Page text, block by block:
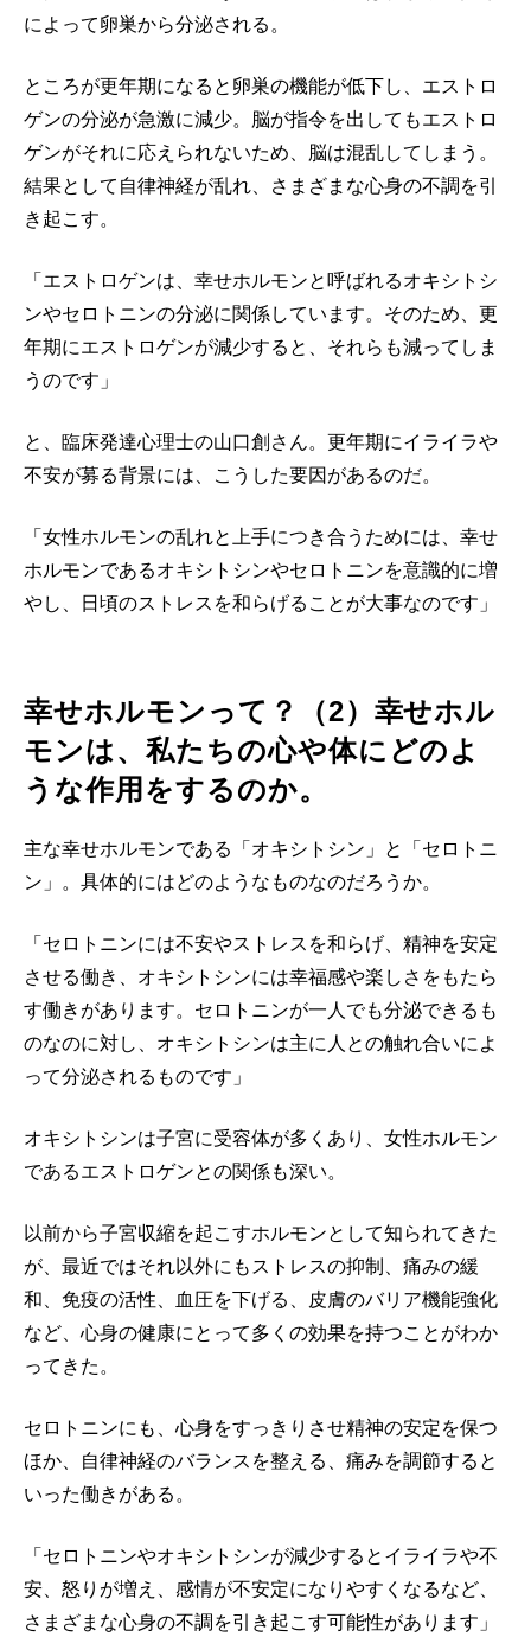
によって卵巣から分泌される。
ところが更年期になると卵巣の機能が低下し、エストロ
ゲンの分泌が急激に減少。脳が指令を出してもエストロ
ゲンがそれに応えられないため、脳は混乱してしまう。
結果として自律神経が乱れ、さまざまな心身の不調を引
き起こす。
「エストロゲンは、幸せホルモンと呼ばれるオキシトシ
ンやセロトニンの分泌に関係しています。そのため、更
年期にエストロゲンが減少すると、それらも減ってしま
うのです」
と、臨床発達心理士の山口創さん。更年期にイライラや
不安が募る背景には、こうした要因があるのだ。
「女性ホルモンの乱れと上手につき合うためには、幸せ
ホルモンであるオキシトシンやセロトニンを意識的に増
やし、日頃のストレスを和らげることが大事なのです」
幸せホルモンって？（2）幸せホル
モンは、私たちの心や体にどのよ
うな作用をするのか。
主な幸せホルモンである「オキシトシン」と「セロトニ
ン」。具体的にはどのようなものなのだろうか。
「セロトニンには不安やストレスを和らげ、精神を安定
させる働き、オキシトシンには幸福感や楽しさをもたら
す働きがあります。セロトニンが一人でも分泌できるも
のなのに対し、オキシトシンは主に人との触れ合いによ
って分泌されるものです」
オキシトシンは子宮に受容体が多くあり、女性ホルモン
であるエストロゲンとの関係も深い。
以前から子宮収縮を起こすホルモンとして知られてきた
が、最近ではそれ以外にもストレスの抑制、痛みの緩
和、免疫の活性、血圧を下げる、皮膚のバリア機能強化
など、心身の健康にとって多くの効果を持つことがわか
ってきた。
セロトニンにも、心身をすっきりさせ精神の安定を保つ
ほか、自律神経のバランスを整える、痛みを調節すると
いった働きがある。
「セロトニンやオキシトシンが減少するとイライラや不
安、怒りが増え、感情が不安定になりやすくなるなど、
さまざまな心身の不調を引き起こす可能性があります」